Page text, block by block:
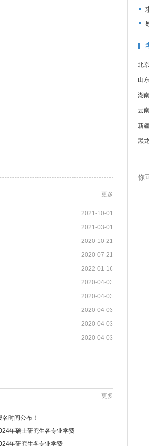
更多
2021-10-01
2021-03-01
2020-10-21
2020-07-21
2022-01-16
2020-04-03
2020-04-03
2020-04-03
2020-04-03
2020-04-03
更多
时间公布！
年硕士研究生各专业学费
年研究生各专业学费
北京
山东
湖南
云南
新疆
黑
你